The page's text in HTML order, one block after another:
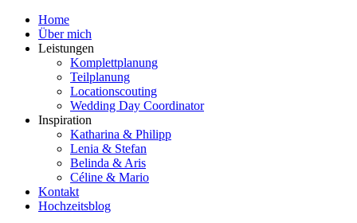
Zum
Inhalt
springen
Home
Über mich
Leistungen
Komplettplanung
Teilplanung
Locationscouting
Wedding Day Coordinator
Inspiration
Katharina & Philipp
Lenia & Stefan
Belinda & Aris
Céline & Mario
Kontakt
Hochzeitsblog